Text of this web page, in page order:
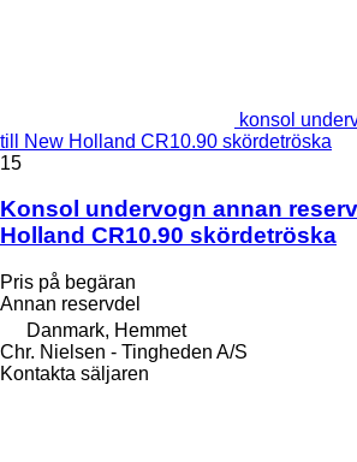
konsol
till New Holland CR10.90 skördetröska
15
Konsol undervogn annan
Holland CR10.90 skördetröska
Pris på begäran
Annan reservdel
Danmark, Hemmet
Chr. Nielsen - Tingheden A/S
Kontakta säljaren